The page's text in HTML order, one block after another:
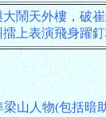
鬧天外樓，破
上表演飛身躍
山人物(包括